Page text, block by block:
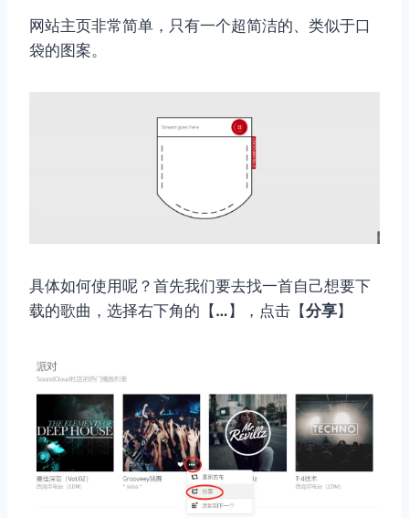
网站主页非常简单，只有一个超简洁的、类似于口
袋的图案。
具体如何使用呢？首先我们要去找一首自己想要下
载的歌曲，选择右下角的【…】，点击【分享】